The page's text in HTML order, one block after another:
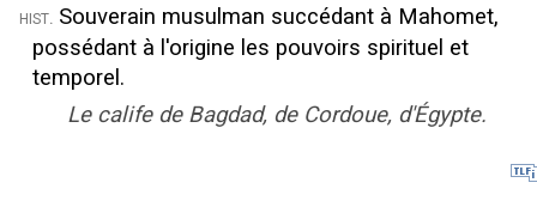
hist. Souverain musulman succédant à Mahomet,
possédant à l'origine les pouvoirs spirituel et
temporel.
Le calife de Bagdad, de Cordoue, d'Égypte.